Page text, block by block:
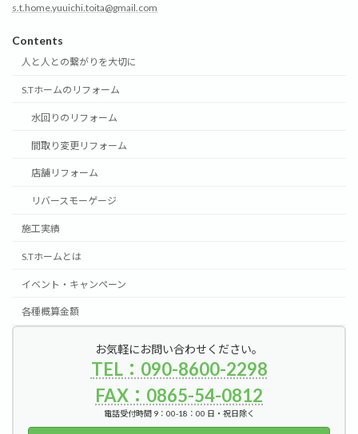
s.t.home.yuuichi.toita@gmail.com
Contents
人と人との繋がりを大切に
S.Tホームのリフォーム
水回りのリフォーム
間取り変更リフォーム
店舗リフォーム
リバースモーゲージ
施工実績
S.Tホームとは
イベント・キャンペーン
各種概算金額
お気軽にお問い合わせください。
TEL：090-8600-2298
FAX：0865-54-0812
電話受付時間 9：00-18：00 日・祝日除く